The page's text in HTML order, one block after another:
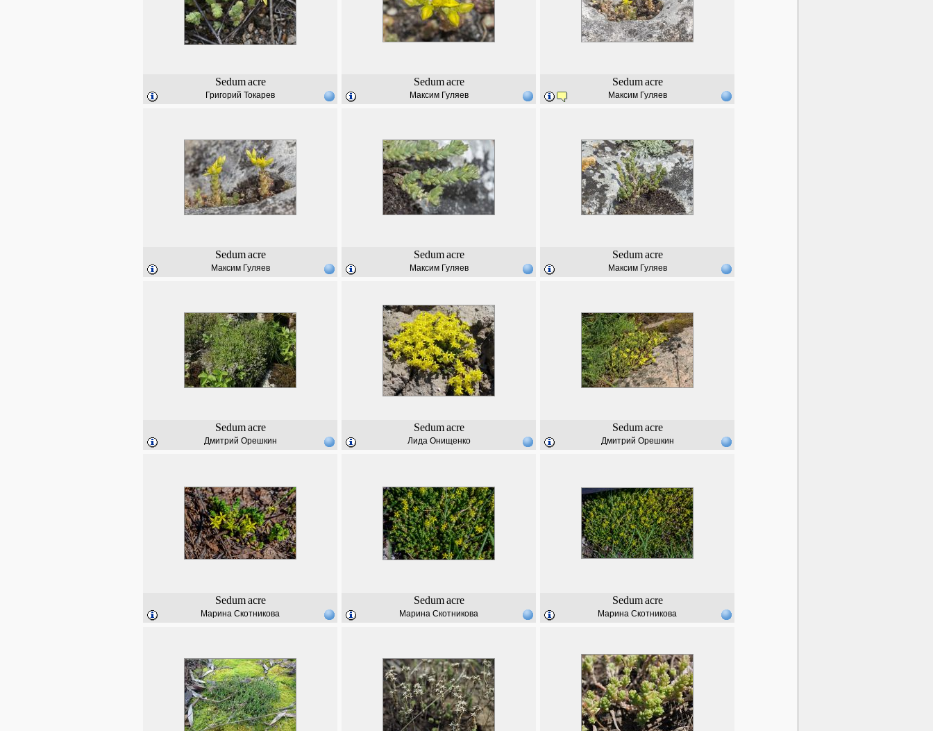
Sedum acre
Григорий Токарев
Sedum acre
Максим Гуляев
Sedum acre
Максим Гуляев
Sedum acre
Максим Гуляев
Sedum acre
Максим Гуляев
Sedum acre
Максим Гуляев
Sedum acre
Дмитрий Орешкин
Sedum acre
Лида Онищенко
Sedum acre
Дмитрий Орешкин
Sedum acre
Марина Скотникова
Sedum acre
Марина Скотникова
Sedum acre
Марина Скотникова